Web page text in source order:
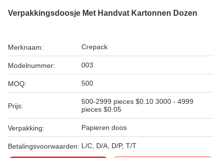
Verpakkingsdoosje Met Handvat Kartonnen Dozen
Merknaam: Crepack
Modelnummer: 003
MOQ: 500
Prijs:
500-2999 pieces $0.10 3000 - 4999
pieces $0.05
Verpakking: Papieren doos
Betalingsvoorwaarden: L/C, D/A, D/P, T/T